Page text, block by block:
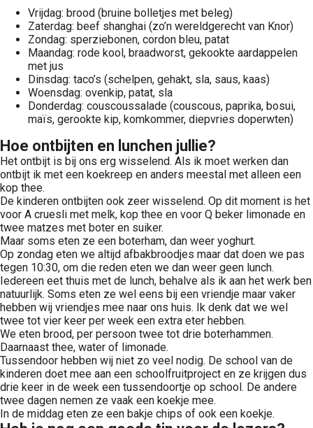
Vrijdag: brood (bruine bolletjes met beleg)
Zaterdag: beef shanghai (zo’n wereldgerecht van Knor)
Zondag: sperziebonen, cordon bleu, patat
Maandag: rode kool, braadworst, gekookte aardappelen
met jus
Dinsdag: taco’s (schelpen, gehakt, sla, saus, kaas)
Woensdag: ovenkip, patat, sla
Donderdag: couscoussalade (couscous, paprika, bosui,
maïs, gerookte kip, komkommer, diepvries doperwten)
Hoe ontbijten en lunchen jullie?
Het ontbijt is bij ons erg wisselend. Als ik moet werken dan
ontbijt ik met een koekreep en anders meestal met alleen een
kop thee.
De kinderen ontbijten ook zeer wisselend. Op dit moment is het
voor A cruesli met melk, kop thee en voor Q beker limonade en
twee matzes met boter en suiker.
Maar soms eten ze een boterham, dan weer yoghurt.
Op zondag eten we altijd afbakbroodjes maar dat doen we pas
tegen 10:30, om die reden eten we dan weer geen lunch.
Iedereen eet thuis met de lunch, behalve als ik aan het werk ben
natuurlijk. Soms eten ze wel eens bij een vriendje maar vaker
hebben wij vriendjes mee naar ons huis. Ik denk dat we wel
twee tot vier keer per week een extra eter hebben.
We eten brood, per persoon twee tot drie boterhammen.
Daarnaast thee, water of limonade.
Tussendoor hebben wij niet zo veel nodig. De school van de
kinderen doet mee aan een schoolfruitproject en ze krijgen dus
drie keer in de week een tussendoortje op school. De andere
twee dagen nemen ze vaak een koekje mee.
In de middag eten ze een bakje chips of ook een koekje.